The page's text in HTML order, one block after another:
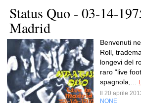
Status Quo - 03-14-
Madrid
Benvenuti
Roll,
longevi del
raro “live
spagnola,...
Il 20 aprile
NONE